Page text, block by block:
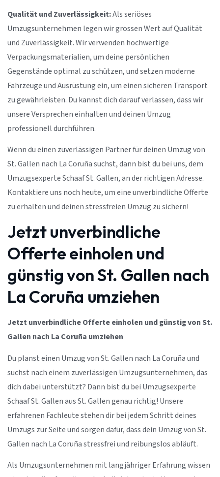
Qualität und Zuverlässigkeit:Als seriöses
Umzugsunternehmen legen wir grossen Wert auf Qualität
und Zuverlässigkeit. Wir verwenden hochwertige
Verpackungsmaterialien, um deine persönlichen
Gegenstände optimal zu schützen, und setzen moderne
Fahrzeuge und Ausrüstung ein, um einen sicheren Transport
zu gewährleisten. Du kannst dich darauf verlassen, dass wir
unsere Versprechen einhalten und deinen Umzug
professionell durchführen.
Wenn du einen zuverlässigen Partner für deinen Umzug von
St. Gallen nach La Coruña suchst, dann bist du bei uns, dem
Umzugsexperte Schaaf St. Gallen, an der richtigen Adresse.
Kontaktiere uns noch heute, um eine unverbindliche Offerte
zu erhalten und deinen stressfreien Umzug zu sichern!
Jetzt unverbindliche
Offerte einholen und
günstig von St. Gallen nach
La Coruña umziehen
Jetzt unverbindliche Offerte einholen und günstig von St.
Gallen nach La Coruña umziehen
Du planst einen Umzug von St. Gallen nach La Coruña und
suchst nach einem zuverlässigen Umzugsunternehmen, das
dich dabei unterstützt? Dann bist du bei Umzugsexperte
Schaaf St. Gallen aus St. Gallen genau richtig! Unsere
erfahrenen Fachleute stehen dir bei jedem Schritt deines
Umzugs zur Seite und sorgen dafür, dass dein Umzug von St.
Gallen nach La Coruña stressfrei und reibungslos abläuft.
Als Umzugsunternehmen mit langjähriger Erfahrung wissen